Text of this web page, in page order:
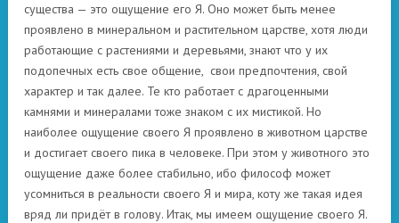
существа — это ощущение его Я. Оно может быть менее
проявлено в минеральном и растительном царстве, хотя люди
работающие с растениями и деревьями, знают что у их
подопечных есть свое общение, свои предпочтения, свой
характер и так далее. Те кто работает с драгоценными
камнями и минералами тоже знаком с их мистикой. Но
наиболее ощущение своего Я проявлено в животном царстве
и достигает своего пика в человеке. При этом у животного это
ощущение даже более стабильно, ибо философ может
усомниться в реальности своего Я и мира, коту же такая идея
вряд ли придёт в голову. Итак, мы имеем ощущение своего Я.